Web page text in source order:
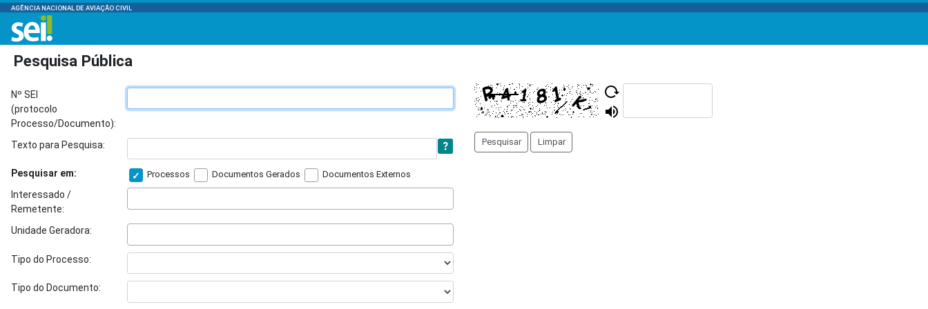
AGÊNCIA NACIONAL DE AVIAÇÃO CIVIL
Pesquisa Pública
Nº SEI
(protocolo
Processo/Documento):
Texto para Pesquisa:
Pesquisar em: Processos Documentos Gerados Documentos Externos
Interessado /
Remetente:
Unidade Geradora:
Tipo do Processo:
Tipo do Documento: